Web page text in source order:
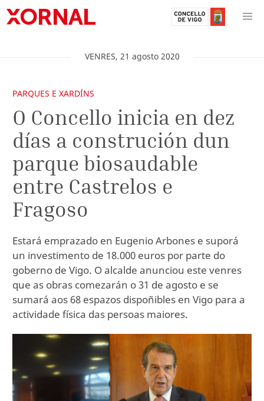
VENRES, 21 agosto 2020
PARQUES E XARDÍNS
O Concello inicia en dez
días a construción dun
parque biosaudable
entre Castrelos e
Fragoso
Estará emprazado en Eugenio Arbones e suporá
un investimento de 18.000 euros por parte do
goberno de Vigo. O alcalde anunciou este venres
que as obras comezarán o 31 de agosto e se
sumará aos 68 espazos dispoñibles en Vigo para a
actividade física das persoas maiores.